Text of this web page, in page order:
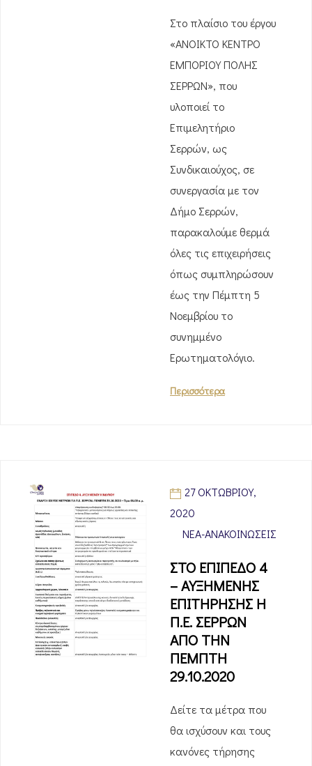
Στο πλαίσιο του έργου
«ΑΝΟΙΚΤΟ ΚΕΝΤΡΟ
ΕΜΠΟΡΙΟΥ ΠΟΛΗΣ
ΣΕΡΡΩΝ», που
υλοποιεί το
Επιμελητήριο
Σερρών, ως
Συνδικαιούχος, σε
συνεργασία με τον
Δήμο Σερρών,
παρακαλούμε θερμά
όλες τις επιχειρήσεις
όπως συμπληρώσουν
έως την Πέμπτη 5
Νοεμβρίου το
συνημμένο
Ερωτηματολόγιο.
Περισσότερα
27 ΟΚΤΩΒΡΊΟΥ,
2020
ΝΈΑ-ΑΝΑΚΟΙΝΏΣΕΙΣ
ΣΤΟ ΕΠΙΠΕΔΟ 4
– ΑΥΞΗΜΕΝΗΣ
ΕΠΙΤΗΡΗΣΗΣ Η
Π.Ε. ΣΕΡΡΩΝ
ΑΠΟ ΤΗΝ
ΠΕΜΠΤΗ
29.10.2020
Δείτε τα μέτρα που
θα ισχύσουν και τους
κανόνες τήρησης